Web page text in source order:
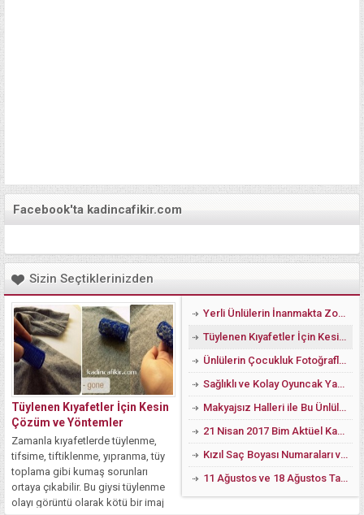
Facebook'ta kadincafikir.com
Sizin Seçtiklerinizden
Tüylenen Kıyafetler İçin Kesin
Çözüm ve Yöntemler
Zamanla kıyafetlerde tüylenme,
tifsime, tiftiklenme, yıpranma, tüy
toplama gibi kumaş sorunları
ortaya çıkabilir. Bu giysi tüylenme
olayı görüntü olarak kötü bir imaj
Yerli Ünlülerin İnanmakta Zorlanacağınız Estetiksiz Görüntüleri
Tüylenen Kıyafetler İçin Kesin Çözüm ve Yöntemler
Ünlülerin Çocukluk Fotoğrafları Küçüklük Halleri
Sağlıklı ve Kolay Oyuncak Yapımı Resimli Anlatım Çoraptan Oyuncak Modelleri
Makyajsız Halleri ile Bu Ünlüleri Görmek Hayal Kırıklığı Yaşatabilir
21 Nisan 2017 Bim Aktüel Kampanya ve Fırsatları
Kızıl Saç Boyası Numaraları ve Markaların Kızıl Boya Örnekleri
11 Ağustos ve 18 Ağustos Tarihleri Arasındaki Bim Fiyat Listesi 2017